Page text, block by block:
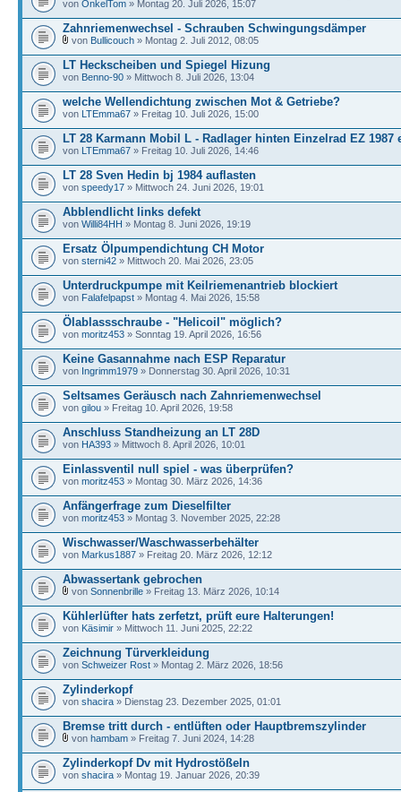
von OnkelTom » Montag 20. Juli 2026, 15:07
Zahnriemenwechsel - Schrauben Schwingungsdämper
von Bullicouch » Montag 2. Juli 2012, 08:05
LT Heckscheiben und Spiegel Hizung
von Benno-90 » Mittwoch 8. Juli 2026, 13:04
welche Wellendichtung zwischen Mot & Getriebe?
von LTEmma67 » Freitag 10. Juli 2026, 15:00
LT 28 Karmann Mobil L - Radlager hinten Einzelrad EZ 1987
von LTEmma67 » Freitag 10. Juli 2026, 14:46
LT 28 Sven Hedin bj 1984 auflasten
von speedy17 » Mittwoch 24. Juni 2026, 19:01
Abblendlicht links defekt
von Willi84HH » Montag 8. Juni 2026, 19:19
Ersatz Ölpumpendichtung CH Motor
von sterni42 » Mittwoch 20. Mai 2026, 23:05
Unterdruckpumpe mit Keilriemenantrieb blockiert
von Falafelpapst » Montag 4. Mai 2026, 15:58
Ölablassschraube - "Helicoil" möglich?
von moritz453 » Sonntag 19. April 2026, 16:56
Keine Gasannahme nach ESP Reparatur
von Ingrimm1979 » Donnerstag 30. April 2026, 10:31
Seltsames Geräusch nach Zahnriemenwechsel
von gilou » Freitag 10. April 2026, 19:58
Anschluss Standheizung an LT 28D
von HA393 » Mittwoch 8. April 2026, 10:01
Einlassventil null spiel - was überprüfen?
von moritz453 » Montag 30. März 2026, 14:36
Anfängerfrage zum Dieselfilter
von moritz453 » Montag 3. November 2025, 22:28
Wischwasser/Waschwasserbehälter
von Markus1887 » Freitag 20. März 2026, 12:12
Abwassertank gebrochen
von Sonnenbrille » Freitag 13. März 2026, 10:14
Kühlerlüfter hats zerfetzt, prüft eure Halterungen!
von Käsimir » Mittwoch 11. Juni 2025, 22:22
Zeichnung Türverkleidung
von Schweizer Rost » Montag 2. März 2026, 18:56
Zylinderkopf
von shacira » Dienstag 23. Dezember 2025, 01:01
Bremse tritt durch - entlüften oder Hauptbremszylinder
von hambam » Freitag 7. Juni 2024, 14:28
Zylinderkopf Dv mit Hydrostößeln
von shacira » Montag 19. Januar 2026, 20:39